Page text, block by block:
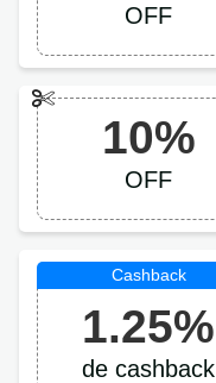
OFF
10%
OFF
1.25%
de cashback